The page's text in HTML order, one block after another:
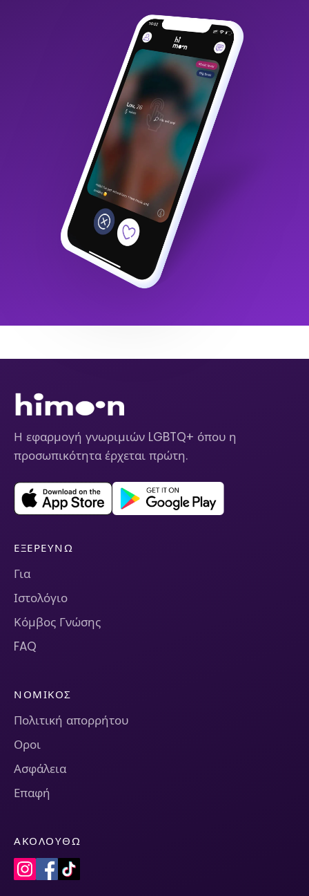
Η εφαρμογή γνωριμιών LGBTQ+ όπου η
προσωπικότητα έρχεται πρώτη.
ΕΞΕΡΕΥΝΏ
Για
Ιστολόγιο
Κόμβος Γνώσης
FAQ
ΝΟΜΙΚΌΣ
Πολιτική απορρήτου
Οροι
Ασφάλεια
Επαφή
ΑΚΟΛΟΥΘΏ